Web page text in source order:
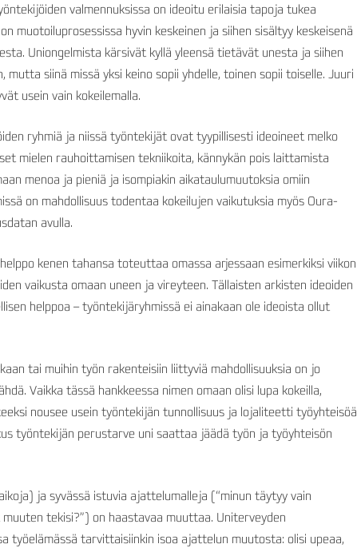
valmennuksissa on ideoitu erilaisia tapoja tukea
muotoiluprosessissa hyvin keskeinen ja siihen sisältyy keskeisenä
Uniongelmista kärsivät kyllä yleensä tietävät unesta ja siihen
siinä missä yksi keino sopii yhdelle, toinen sopii toiselle. Juuri
usein vain kokeilemalla.
ryhmiä ja niissä työntekijät ovat tyypillisesti ideoineet melko
mielen rauhoittamisen tekniikoita, kännykän pois laittamista
menoa ja pieniä ja isompiakin aikataulumuutoksia omiin
on mahdollisuus todentaa kokeilujen vaikutuksia myös Oura-
avulla.
kenen tahansa toteuttaa omassa arjessaan esimerkiksi viikon
vaikusta omaan uneen ja vireyteen. Tällaisten arkisten ideoiden
helppoa – työntekijäryhmissä ei ainakaan ole ideoista ollut
tai muihin työn rakenteisiin liittyviä mahdollisuuksia on jo
Vaikka tässä hankkeessa nimen omaan olisi lupa kokeilla,
nousee usein työntekijän tunnollisuus ja lojaliteetti työyhteisöä
työntekijän perustarve uni saattaa jäädä työn ja työyhteisön
ja syvässä istuvia ajattelumalleja (“minun täytyy vain
tekisi?”) on haastavaa muuttaa. Uniterveyden
työelämässä tarvittaisiinkin isoa ajattelun muutosta: olisi upeaa,